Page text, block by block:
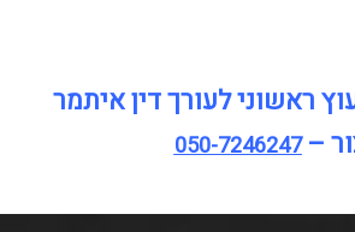
ראשוני לעורך דין איתמר
–
050-7246247